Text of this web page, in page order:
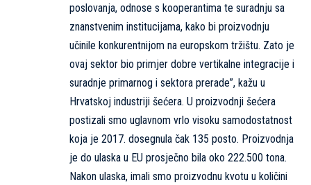
poslovanja, odnose s kooperantima te suradnju sa
znanstvenim institucijama, kako bi proizvodnju
učinile konkurentnijom na europskom tržištu. Zato je
ovaj sektor bio primjer dobre vertikalne integracije i
suradnje primarnog i sektora prerade”, kažu u
Hrvatskoj industriji šećera. U proizvodnji šećera
postizali smo uglavnom vrlo visoku samodostatnost
koja je 2017. dosegnula čak 135 posto. Proizvodnja
je do ulaska u EU prosječno bila oko 222.500 tona.
Nakon ulaska, imali smo proizvodnu kvotu u količini